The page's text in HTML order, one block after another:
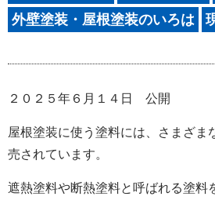
外壁塗装・屋根塗装のいろは
２０２５年６月１４日 公開
屋根塗装に使う塗料には、さまざま
売されています。
遮熱塗料や断熱塗料と呼ばれる塗料